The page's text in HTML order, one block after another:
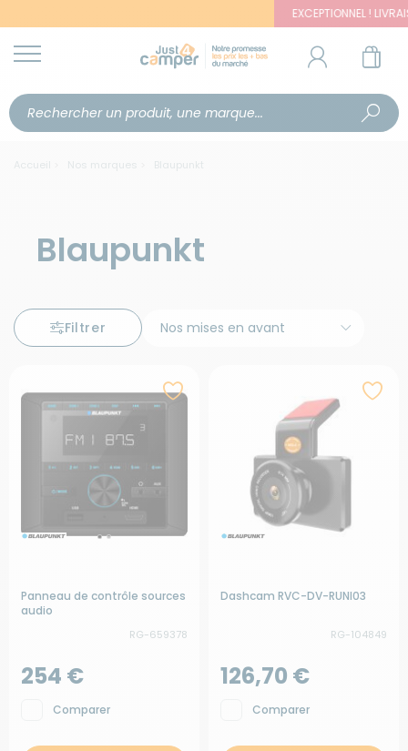
EXCEPTIONNEL ! LIVRAISON
Accueil Nos marques Blaupunkt
Blaupunkt
Filtrer
Panneau de contrôle sources
audio
RG-659378
254 €
Comparer
Dashcam RVC-DV-RUNI03
RG-104849
126,70 €
Comparer